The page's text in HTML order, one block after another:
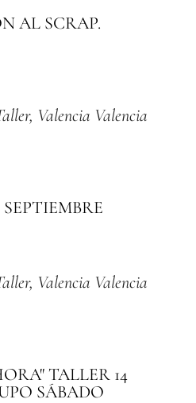
AL SCRAP.
Valencia Valencia
Valencia Valencia
TALLER 14
SÁBADO